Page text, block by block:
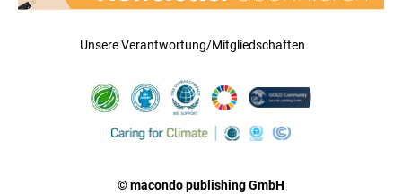
Unsere Verantwortung/Mitgliedschaften
© macondo publishing GmbH